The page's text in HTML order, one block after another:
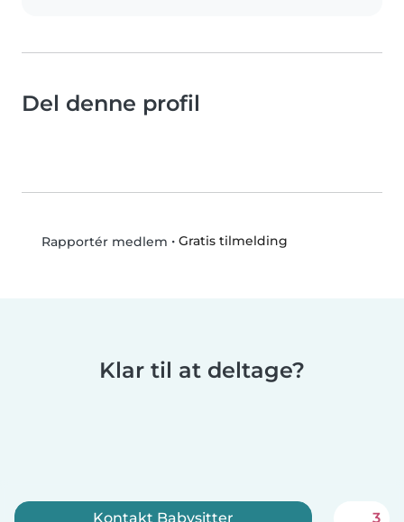
Del denne profil
Rapportér medlem • Gratis tilmelding
Klar til at deltage?
Kontakt Babysitter 3